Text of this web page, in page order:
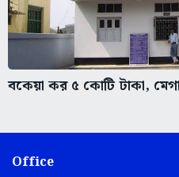
বকেয়া কর ৫ কোটি টাকা,
Office